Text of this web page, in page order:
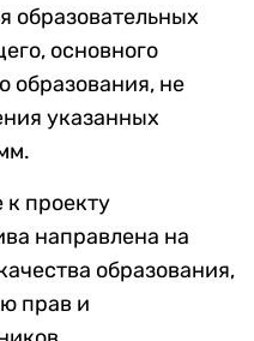
образовательных
основного
образования, не
указанных
к проекту
направлена на
образования,
прав и